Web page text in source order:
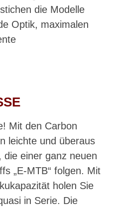
die Modelle
Optik, maximalen
Mit den Carbon
leichte und überaus
die einer ganz neuen
„E-MTB“ folgen. Mit
holen Sie
in Serie. Die